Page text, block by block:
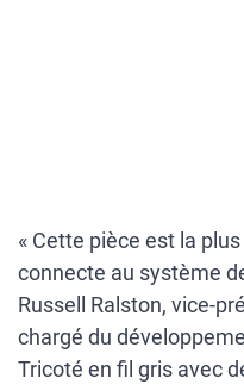
« Cette pièce est la
connecte au système
Russell Ralston, vice-
chargé du
Tricoté en fil gris avec